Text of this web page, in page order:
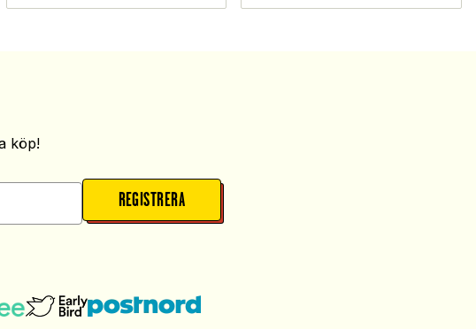
köp!
REGISTRERA